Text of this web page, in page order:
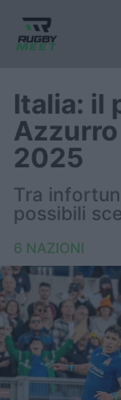
Nazionale
Nazionali
FIR
6 Nazioni
United
Italia: il
2025
Tra
possibili
6 NAZIONI